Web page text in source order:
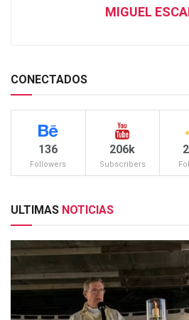
MIGUEL
CONECTADOS
136
Followers
206k
Subscribers
ULTIMAS NOTICIAS